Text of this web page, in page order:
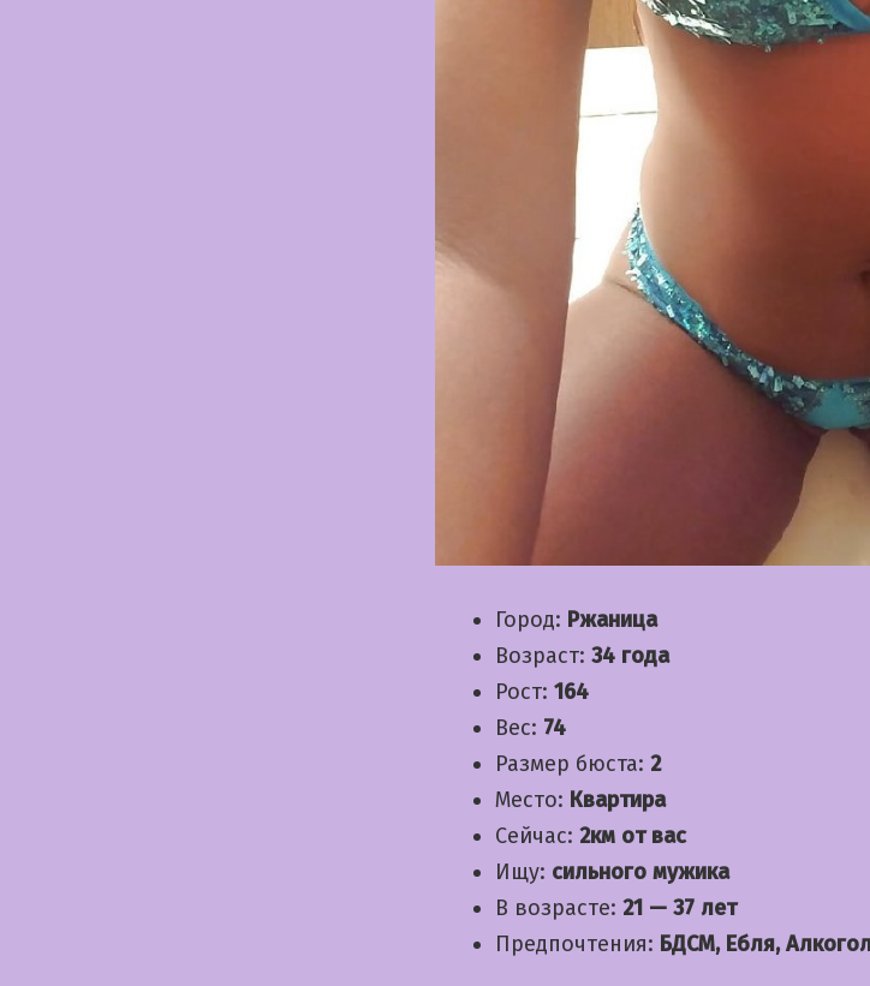
Город: Ржаница
Возраст: 34 года
Рост: 164
Вес: 74
Размер бюста: 2
Место: Квартира
Сейчас: 2км от вас
Ищу: сильного мужика
В возрасте: 21 — 37 лет
Предпочтения: БДСМ, Ебля,